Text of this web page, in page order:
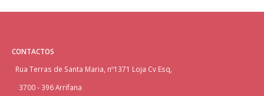
CONTACTOS
Rua Terras de Santa Maria, nº1371 Loja Cv Esq,
3700 - 396 Arrifana